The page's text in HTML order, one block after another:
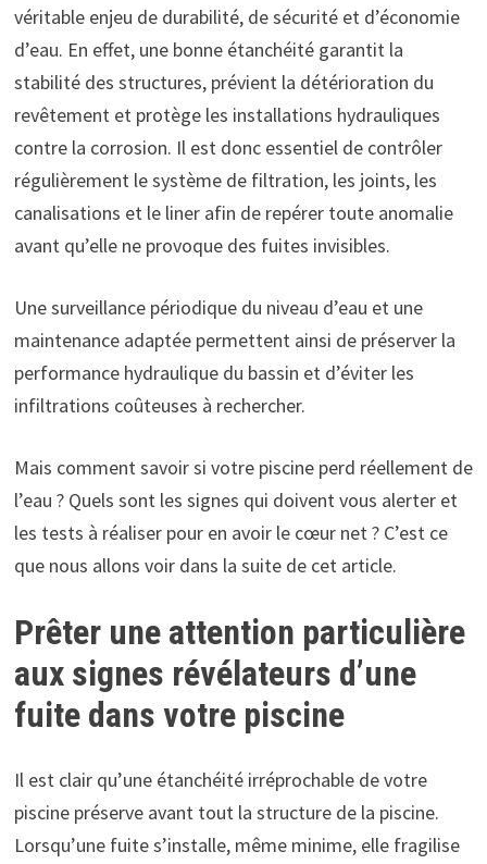
véritable enjeu de durabilité, de sécurité et d’économie
d’eau. En effet, une bonne étanchéité garantit la
stabilité des structures, prévient la détérioration du
revêtement et protège les installations hydrauliques
contre la corrosion. Il est donc essentiel de contrôler
régulièrement le système de filtration, les joints, les
canalisations et le liner afin de repérer toute anomalie
avant qu’elle ne provoque des fuites invisibles.
Une surveillance périodique du niveau d’eau et une
maintenance adaptée permettent ainsi de préserver la
performance hydraulique du bassin et d’éviter les
infiltrations coûteuses à rechercher.
Mais comment savoir si votre piscine perd réellement de
l’eau ? Quels sont les signes qui doivent vous alerter et
les tests à réaliser pour en avoir le cœur net ? C’est ce
que nous allons voir dans la suite de cet article.
Prêter une attention particulière
aux signes révélateurs d’une
fuite dans votre piscine
Il est clair qu’une étanchéité irréprochable de votre
piscine préserve avant tout la structure de la piscine.
Lorsqu’une fuite s’installe, même minime, elle fragilise